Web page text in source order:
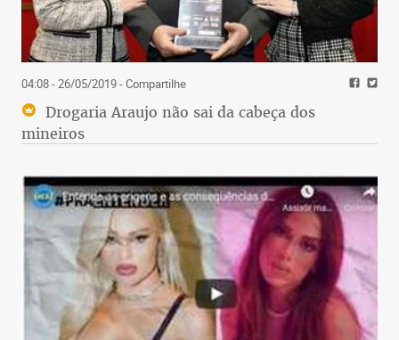
04:08 - 26/05/2019- Compartilhe
Drogaria Araujo não sai da cabeça dos
mineiros